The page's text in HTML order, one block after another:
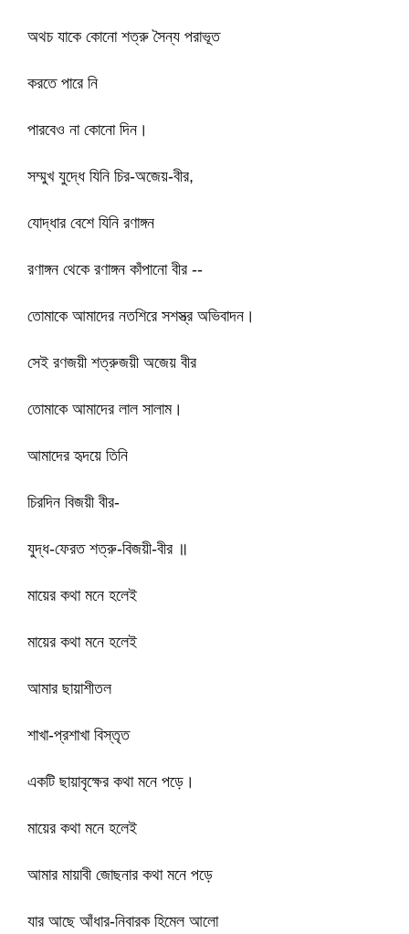
অথচ যাকে কোনো শত্রু সৈন্য পরাভূত
করতে পারে নি
পারবেও না কোনো দিন।
সম্মুখ যুদ্ধে যিনি চির-অজেয়-বীর,
যোদ্ধার বেশে যিনি রণাঙ্গন
রণাঙ্গন থেকে রণাঙ্গন কাঁপানো বীর --
তোমাকে আমাদের নতশিরে সশস্ত্র অভিবাদন।
সেই রণজয়ী শত্রুজয়ী অজেয় বীর
তোমাকে আমাদের লাল সালাম।
আমাদের হৃদয়ে তিনি
চিরদিন বিজয়ী বীর-
যুদ্ধ-ফেরত শত্রু-বিজয়ী-বীর ॥
মায়ের কথা মনে হলেই
মায়ের কথা মনে হলেই
আমার ছায়াশীতল
শাখা-প্রশাখা বিস্তৃত
একটি ছায়াবৃক্ষের কথা মনে পড়ে।
মায়ের কথা মনে হলেই
আমার মায়াবী জোছনার কথা মনে পড়ে
যার আছে আঁধার-নিবারক হিমেল আলো